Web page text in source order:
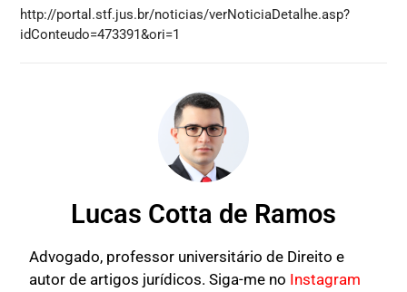
http://portal.stf.jus.br/noticias/verNoticiaDetalhe.asp?
idConteudo=473391&ori=1
Lucas Cotta de Ramos
Advogado, professor universitário de Direito e
autor de artigos jurídicos. Siga-me no Instagram